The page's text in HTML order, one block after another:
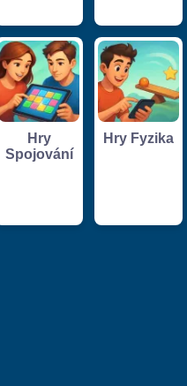
Hry
Spojování
Hry Fyzika